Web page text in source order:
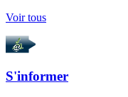
Voir tous
S'informer